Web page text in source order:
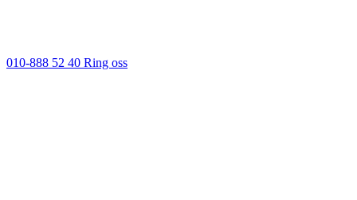
010-888 52 40 Ring oss